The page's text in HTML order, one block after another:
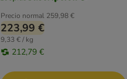
Precio normal 259,98 €
223,99 €
9,33 € / kg
212,79 €